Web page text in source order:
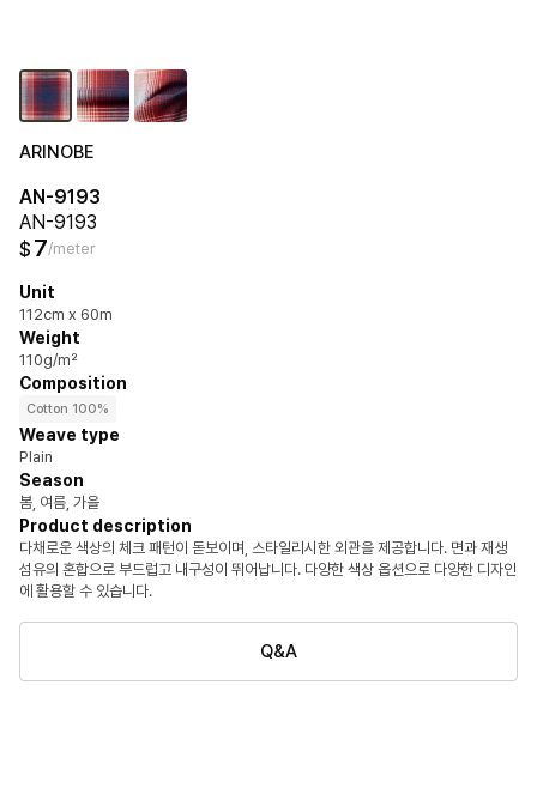
ARINOBE
AN-9193
AN-9193
$ 7/meter
Unit
112cm x 60m
Weight
110g/m²
Composition
Cotton 100%
Weave type
Plain
Season
봄, 여름, 가을
Product description
다채로운 색상의 체크 패턴이 돋보이며, 스타일리시한 외관을 제공합니다. 면과 재생
섬유의 혼합으로 부드럽고 내구성이 뛰어납니다. 다양한 색상 옵션으로 다양한 디자인
에 활용할 수 있습니다.
Q&A